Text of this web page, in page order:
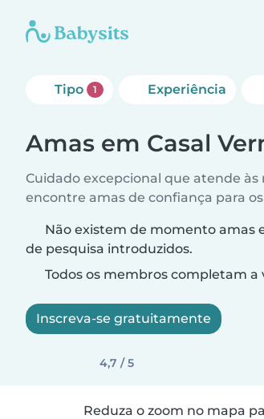
Tipo 1 Experiência
Amas em Casal
Cuidado excepcional que atende às
encontre amas de confiança para os
Não existem de momento amas
de pesquisa introduzidos.
Todos os membros completam
Inscreva-se gratuitamente
4,7 / 5
Reduza o zoom no mapa